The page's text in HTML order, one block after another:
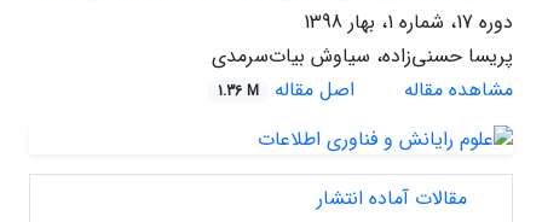
دوره 17، شماره 1، بهار 1398
پریسا حسنی‌زاده، سیاوش بیات‌سرمدی
مشاهده مقاله
اصل مقاله 1.36 M
مقالات آماده انتشار